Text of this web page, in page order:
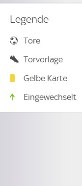
Legende
Tore
Torvorlage
Gelbe Karte
Eingewechselt